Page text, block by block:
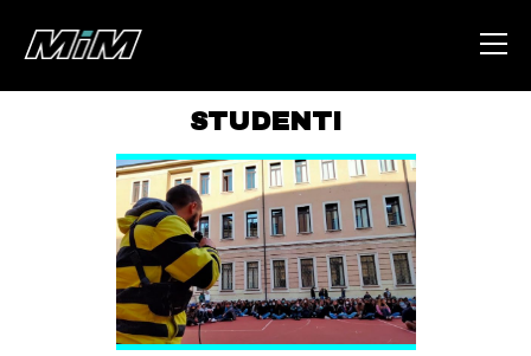
ABOUT
AREA
DEGENERAZIONE
GAZA FREESTYLE
STUDENTI